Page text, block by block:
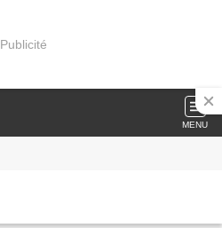
Publicité
MENU